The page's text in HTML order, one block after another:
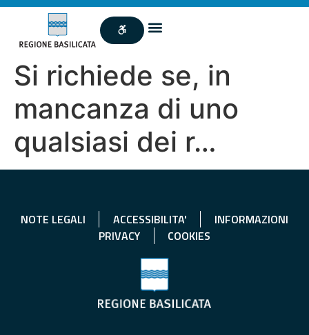
Si richiede se, in
mancanza di uno
qualsiasi dei r…
NOTE LEGALI ACCESSIBILITA'
INFORMAZIONI
PRIVACY
COOKIES